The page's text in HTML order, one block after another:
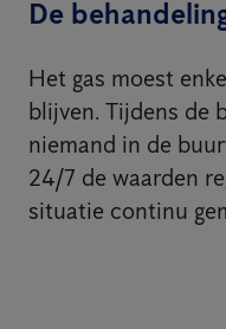
De
Het gas moest
blijven. Tijdens de
niemand in de
24/7 de waarden
situatie continu